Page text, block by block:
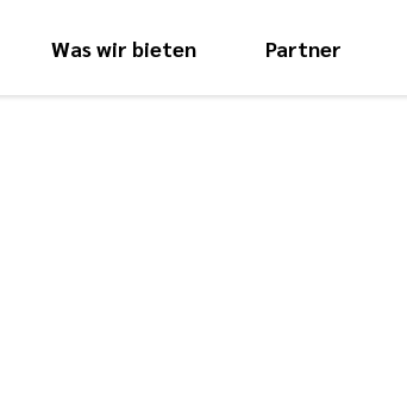
Was wir bieten Partner